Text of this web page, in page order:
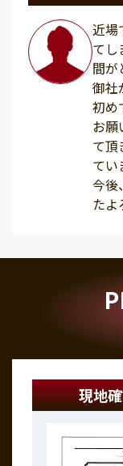
近場
てし
間が
御社
初め
お願
て頂
てい
今後
たよ
現地